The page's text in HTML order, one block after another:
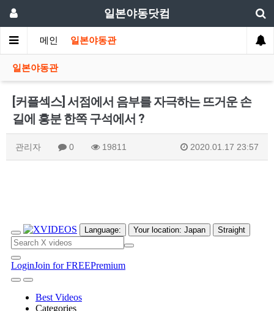
일본야동닷컴
메인 일본야동관
일본야동관
[커플섹스] 서점에서 음부를 자극하는 뜨거운 손
길에 흥분 한쪽 구석에서 ?
관리자 0 19811 2020.01.17 23:57